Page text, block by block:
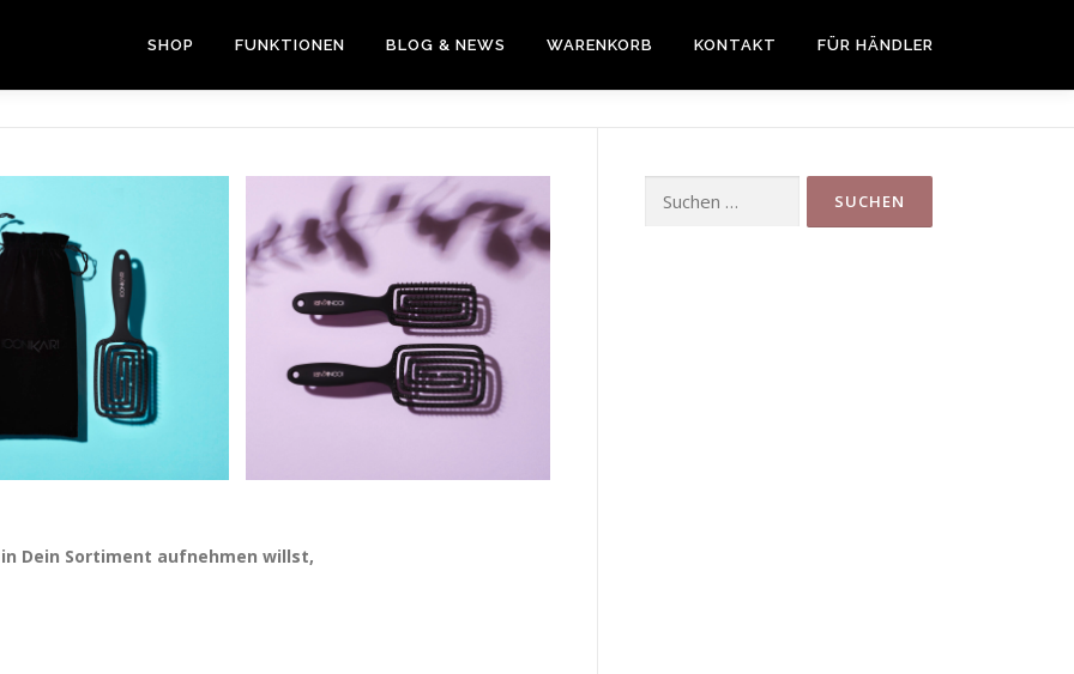
SHOP FUNKTIONEN BLOG & NEWS WARENKORB KONTAKT FÜR HÄNDLER
Dein Sortiment aufnehmen willst,
nach: